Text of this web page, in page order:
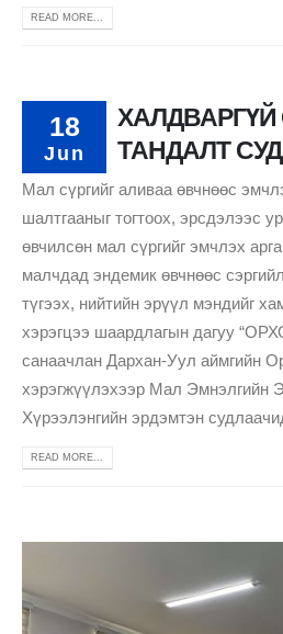
READ MORE...
18
Jun
ТАНДАЛТ
Мал сүргийг аливаа өвчнөөс
шалтгааныг тогтоох, эрсдэлээс
өвчилсөн мал сүргийг эмчлэх
малчдад эндемик өвчнөөс
түгээх, нийтийн эрүүл мэндийг
хэрэгцээ шаардлагын дагуу
санаачлан Дархан-Уул аймгийн
хэрэгжүүлэхээр Мал Эмнэлгийн
Хүрээлэнгийн эрдэмтэн
READ MORE...